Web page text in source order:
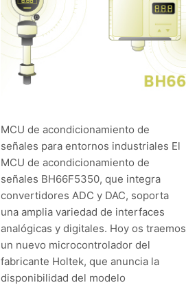
MCU de acondicionamiento de
señales para entornos industriales El
MCU de acondicionamiento de
señales BH66F5350, que integra
convertidores ADC y DAC, soporta
una amplia variedad de interfaces
analógicas y digitales. Hoy os traemos
un nuevo microcontrolador del
fabricante Holtek, que anuncia la
disponibilidad del modelo